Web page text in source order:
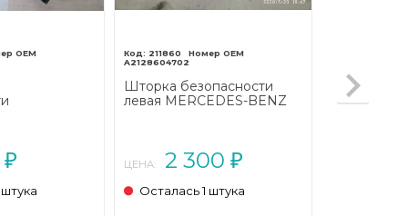
₽
211860
A2128604702
Шторка безопасности
левая MERCEDES-BENZ
ЦЕНА: 2 300 ₽
Осталась 1 штука